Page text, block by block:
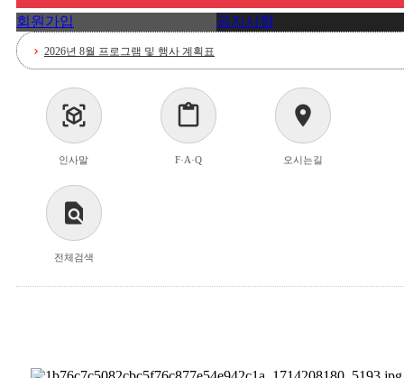
회원가입 공지사항
chevron_right 2026년 8월 프로그램 및 행사 계획표
요양보호사 채용공고
2026년 7월 프로그램 및 행사 계획표
<요양보호사 채용공고>
2026년 6월 프로그램 및 행사 계획표
view_in_ar
인사말
content_paste
F·A·Q
location_on
오시는길
find_in_page
전체검색